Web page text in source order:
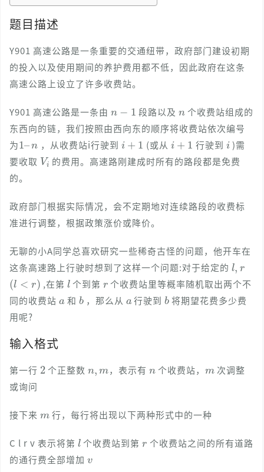
题目描述
Y901 高速公路是一条重要的交通纽带，政府部门建设初期
的投入以及使用期间的养护费用都不低，因此政府在这条
高速公路上设立了许多收费站。
Y901 高速公路是一条由 段路以及
个收费站组成的
东西向的链，我们按照由西向东的顺序将收费站依次编号
为
1–
n
，从收费站i行驶到
i+1
(或从
i+1
行驶到
i
)需
要收取
V
的费用。高速路刚建成时所有的路段都是免费
的。
政府部门根据实际情况，会不定期地对连续路段的收费标
准进行调整，根据政策涨价或降价。
无聊的小A同学总喜欢研究一些稀奇古怪的问题，他开车在
这条高速路上行驶时想到了这样一个问题:对于给定的
l,r
(l<r)
,在第
l
个到第
r
个收费站里等概率随机取出两个不
同的收费站
a
和
b
，那么从
a
行驶到
b
将期望花费多少费
用呢?
输入格式
第一行 个正整数 ，表示有 个收费站，
次调整
或询问
接下来 行，每行将出现以下两种形式中的一种
C l r v 表示将第 个收费站到第 个收费站之间的所有道路
的通行费全部增加
v